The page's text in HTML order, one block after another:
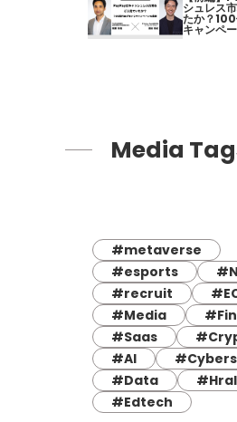
シュレス
たか？100
キャンペ
Media
#metaverse
#esports
#recruit
#Media
#Saas
#AI
#Data
#Edtech